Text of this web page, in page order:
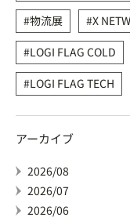
物流展
X
LOGI FLAG COLD
LOGI FLAG TECH
アーカイブ
2026/08
2026/07
2026/06